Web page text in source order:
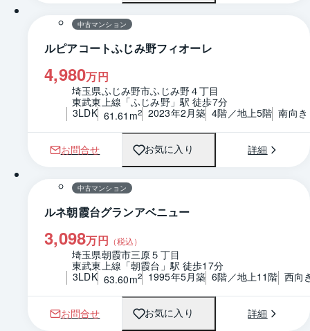
中古マンション
ルピアコートふじみ野フィオーレ
4,980万円
埼玉県ふじみ野市ふじみ野４丁目
東武東上線「ふじみ野」駅 徒歩7分
3LDK 61.61m2 2023年2月築 4階／地上5階 南向き
お問合せ お気に入り 詳細
1 / 0 間取り
中古マンション
ルネ朝霞台グランアベニュー
3,098万円 （税込）
埼玉県朝霞市三原５丁目
東武東上線「朝霞台」駅 徒歩17分
3LDK 63.60m2 1995年5月築 6階／地上11階 西向
お問合せ お気に入り 詳細
1 / 0 間取り